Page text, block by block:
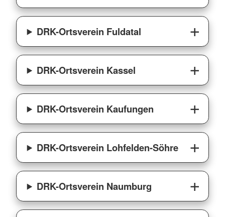
DRK-Ortsverein Fuldatal
DRK-Ortsverein Kassel
DRK-Ortsverein Kaufungen
DRK-Ortsverein Lohfelden-Söhre
DRK-Ortsverein Naumburg